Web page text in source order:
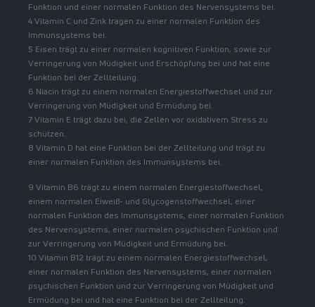
Funktion und einer normalen Funktion des Nervensystems bei.
4 Vitamin C und Zink tragen zu einer normalen Funktion des
Immunsystems bei.
5 Eisen trägt zu einer normalen kognitiven Funktion, sowie zur
Verringerung von Müdigkeit und Erschöpfung bei und hat eine
Funktion bei der Zellteilung.
6 Niacin trägt zu einem normalen Energiestoffwechsel und zur
Verringerung von Müdigkeit und Ermüdung bei.
7 Vitamin E trägt dazu bei, die Zellen vor oxidativem Stress zu
schützen.
8 Vitamin D hat eine Funktion bei der Zellteilung und trägt zu
einer normalen Funktion des Immunsystems bei.
9 Vitamin B6 trägt zu einem normalen Energiestoffwechsel,
einem normalen Eiweiß- und Glycogenstoffwechsel, einer
normalen Funktion des Immunsystems, einer normalen Funktion
des Nervensystems, einer normalen psychischen Funktion und
zur Verringerung von Müdigkeit und Ermüdung bei.
10 Vitamin B12 trägt zu einem normalen Energiestoffwechsel,
einer normalen Funktion des Nervensystems, einer normalen
psychischen Funktion und zur Verringerung von Müdigkeit und
Ermüdung bei und hat eine Funktion bei der Zellteilung.